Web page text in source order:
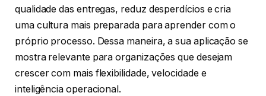
qualidade das entregas, reduz desperdícios e cria
uma cultura mais preparada para aprender com o
próprio processo. Dessa maneira, a sua aplicação se
mostra relevante para organizações que desejam
crescer com mais flexibilidade, velocidade e
inteligência operacional.